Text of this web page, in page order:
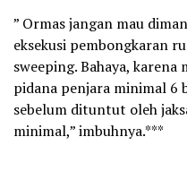
” Ormas jangan mau
eksekusi pembongkaran
sweeping. Bahaya, karena
pidana penjara minimal 6
sebelum dituntut oleh
minimal,” imbuhnya.***